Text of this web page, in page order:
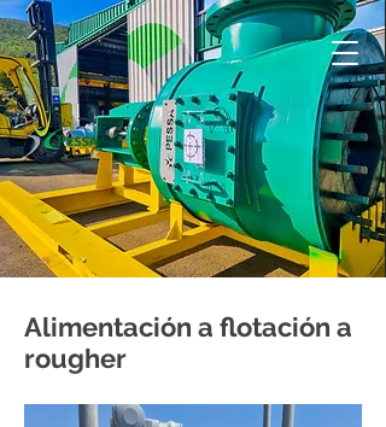
Alimentación a flotación a
rougher